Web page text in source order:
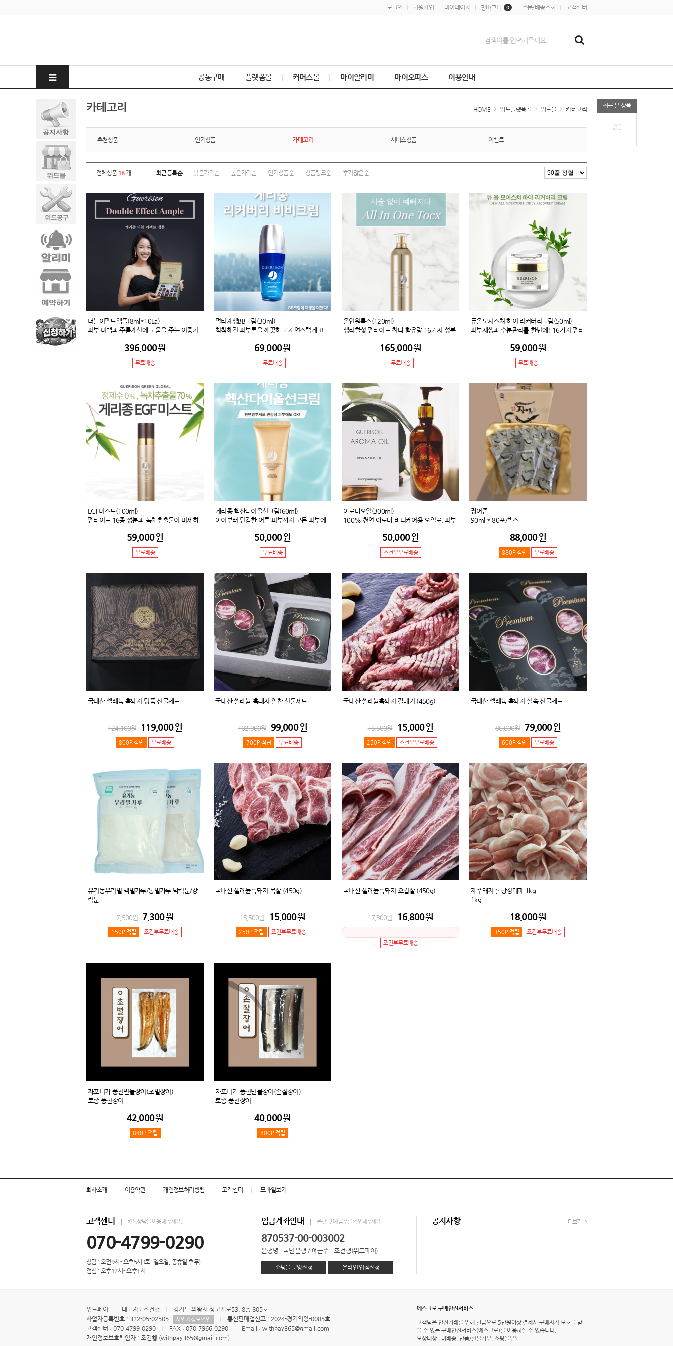
로그인 회원가입 마이페이지 장바구니 0 주문/배송조회 고객센터
공동구매 플랫폼몰 커머스몰 마이알리미 마이오피스 이용안내
최근 본 상품
없음
카테고리 HOME 위드플랫폼몰 위드몰 카테고리
추천상품 인기상품 카테고리 서비스상품 이벤트
전체상품 18 개 최근등록순 낮은가격순 높은가격순 인기상품순 상품랭크순 후기많은순
더블이팩트앰플(8ml*10Ea)
피부 미백과 주름개선에 도움을 주는 이중기
과 각종 영양성분이 함유되어 지친 피부에 활
력을 더해 줍니다. 또한 를리글루타믹애씨드
와 히알루론산이 지속적인 수분을 공급하여
396,000원
무료배송
멀티재생BB크림(30ml)
칙칙해진 피부톤을 깨끗하고 자연스럽게 표
추어줍니다. 피부 보호막 성분인 EGF와 카퍼
트리펩타이드-1, 아세틸헥사펩타이드-8이 함
유되어 외부 유해환경으로 인해 지치고 손상
여러가지 보습성분들이 다량 함유되어 민감
한 피부도 진정시켜주는 멀티 이팩트 비비크
림입니다.
69,000원
무료배송
올인원톡스(120ml)
생리활섳 펩타이드 최다 함유량 16가지 성분
함유하여 탄력있는 피부로 가꾸어주며, 부드
러운 산소버블이 피부자극을 완화시켜주며
산소 버블속에 갇혀있는 펩타이드 성분들이
성시켜드립니다.
165,000원
무료배송
듀올모시스쳐 하이 리커버리크림(50ml)
피부재생과 수분관리를 한번에! 16가지 펩타
벽강화,탄력상승! 어느하나 빠짐없는 완벽한
59,000원
무료배송
EGF미스트(100ml)
펩타이드 16종 성분과 녹차추출물이 미세하
촉촉한 피부로 가꿔줍니다. 피부에 수분을 가
득 전달하고 장시간 피부 보습력을 유지해줍
59,000원
무료배송
게리종 헥산다이올선크림(60ml)
아이부터 민감한 어른 피부까지 모든 피부에
피부염증완화 성분인 '알토인'첨가, 천연방부
제 '헥산다이올'성분 첨가, 자외선차단 12시
50,000원
무료배송
아로마오일(300ml)
100% 천연 아로마 바디케어용 오일로, 피부
오일이며 심신의 안정을 돕고 부드러운 바디
케어의 진행에 적합한 상품입니다.
50,000원
조건부무료배송
장어즙
90ml * 80포/박스
88,000원
880P 적립 무료배송
국내산 셀레늄 흑돼지 명품 선물세트
124,100원 119,000원
800P 적립 무료배송
국내산 셀레늄 흑돼지 알찬 선물세트
102,900원 99,000원
700P 적립 무료배송
국내산 셀레늄흑돼지 갈매기 (450g)
15,500원 15,000원
250P 적립 조건부무료배송
국내산 셀레늄 흑돼지 실속 선물세트
86,000원 79,000원
600P 적립 무료배송
유기농우리밀 백밀가루/통밀가루 박력분/강
력분
7,500원 7,300원
150P 적립 조건부무료배송
국내산 셀레늄흑돼지 목살 (450g)
15,500원 15,000원
250P 적립 조건부무료배송
국내산 셀레늄흑돼지 오겹살 (450g)
17,300원 16,800원
조건부무료배송
제주돼지 롤항정대패 1kg
1kg
18,000원
350P 적립 조건부무료배송
자포니카 풍천민물장어(초벌장어)
토종 풍천장어
42,000원
840P 적립
자포니카 풍천민물장어(손질장어)
토종 풍천장어
40,000원
800P 적립
회사소개 이용약관 개인정보처리방침 고객센터 모바일보기
고객센터 카톡상담을 이용해 주세요.
070-4799-0290
상담 : 오전9시~오후5시 (토, 일요일, 공휴일 휴무)
점심 : 오후12시~오후1시
입금계좌안내 은행 및 예금주를 확인해주세요
870537-00-003002
은행명 : 국민은행 / 예금주 : 조건행(위드페이)
쇼핑몰 분양신청 온라인 입점신청
공지사항 더보기:
위드페이 대표자 : 조건행
경기도 의왕시 성고개로53, 8층 805호
사업자등록번호 : 322-05-02505
사업자정보확인
통신판매업신고 : 2024-경기의왕-0085호
고객센터 : 070-4799-0290
FAX : 070-7966-0290
Email : withpay365@gmail.com
개인정보보호책임자 : 조건행 (withpay365@gmail.com)
에스크로 구매안전서비스
고객님은 안전거래를 위해 현금으로 5만원이상 결제시 구매자가 보호를 받
을 수 있는 구매안전서비스(에스크로)를 이용하실 수 있습니다.
보상대상 : 미배송, 반품/환불거부, 쇼핑몰부도